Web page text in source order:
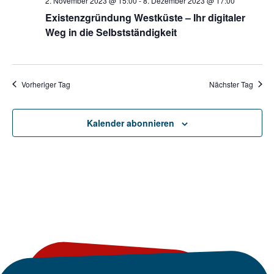
Existenzgründung Westküste – Ihr digitaler
Weg in die Selbstständigkeit
Vorheriger Tag Nächster Tag
Kalender abonnieren